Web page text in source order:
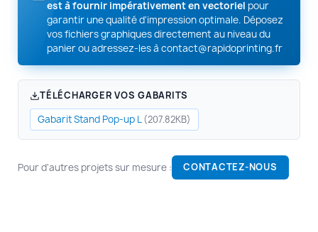
est à fournir impérativement en vectoriel pour
garantir une qualité d'impression optimale. Déposez
vos fichiers graphiques directement au niveau du
panier ou adressez-les àcontact@rapidoprinting.fr
TÉLÉCHARGER VOS GABARITS
Gabarit Stand Pop-up L(207.82KB)
Pour d'autres projets sur mesure : CONTACTEZ-NOUS